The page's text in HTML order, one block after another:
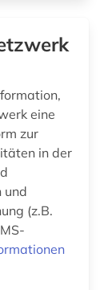
eine
zur
in der
und